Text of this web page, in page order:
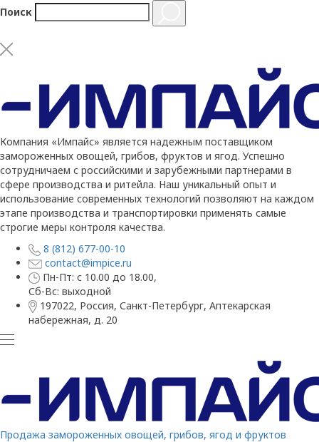
Поиск
Компания «Импайс» является надежным поставщиком
замороженных овощей, грибов, фруктов и ягод. Успешно
сотрудничаем с российскими и зарубежными партнерами в
сфере производства и ритейла. Наш уникальный опыт и
использование современных технологий позволяют на каждом
этапе производства и транспортировки применять самые
строгие меры контроля качества.
8 (812) 677-00-10
contact@impice.ru
Пн-Пт: с 10.00 до 18.00,
Сб-Вс: выходной
197022, Россия, Санкт-Петербург, Аптекарская
набережная, д. 20
Продажа замороженных овощей, грибов, ягод и фруктов